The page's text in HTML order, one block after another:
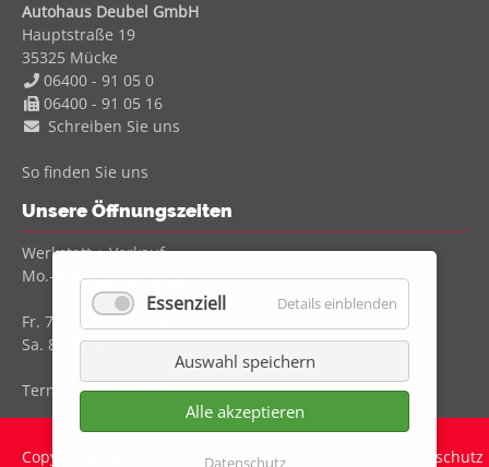
Autohaus Deubel GmbH
Hauptstraße 19
35325 Mücke
06400 - 91 05 0
06400 - 91 05 16
Schreiben Sie uns
So finden Sie uns
Unsere Öffnungszeiten
Werkstatt + Verkauf
Mo.-Do. 7.30 bis 12.00 Uhr
13.00 bis 17.30 Uhr
Fr. 7.30 bis 14.00 Uhr
Sa. 8.30 Uhr bis 12.30 Uhr
Termin vereinbaren
Copyright © 2026 Autohaus Impressum Datenschutz
Essenziell Details einblenden
Auswahl speichern
Alle akzeptieren
Datenschutz